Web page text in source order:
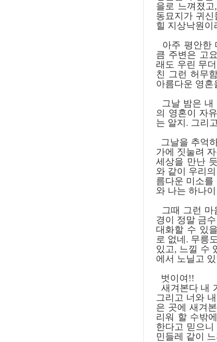
을로 느껴졌
동묘지가 귀
힐 지상낙원이
아주 평안한
큼 주변은 고
래도 우린 무
친 그런 허무
아름다운 영혼
그날 밤은 내
의 영혼이 자
는 알지. 그리
그날을 추억
가에 짓눌려
세상을 만난
와 같이 우리
름다운 미소
와 나는 하나
그때 그런 마
경이 정말 금
대화할 수 있
로 없네. 무릉
있고, 느낄 수
에서 노닐고
벗이여!!
새겨본다 내
그리고 너와
은 곳에 새겨
리워 할 수밖
한다고 믿으
민들레 같이